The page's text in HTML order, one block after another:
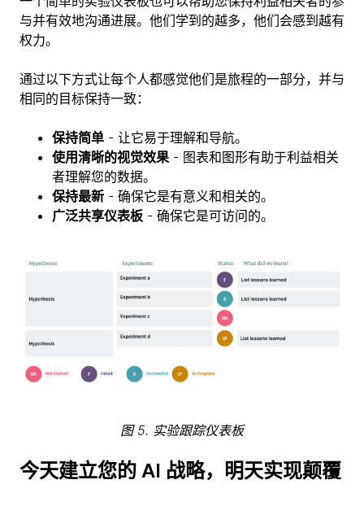
与并有效地沟通进展。他们学到的越多，他们会感到越有
权力。
通过以下方式让每个人都感觉他们是旅程的一部分，并与
相同的目标保持一致：
保持简单 - 让它易于理解和导航。
使用清晰的视觉效果 - 图表和图形有助于利益相关
者理解您的数据。
保持最新 - 确保它是有意义和相关的。
广泛共享仪表板 - 确保它是可访问的。
图 5. 实验跟踪仪表板
今天建立您的 AI 战略，明天实现颠覆